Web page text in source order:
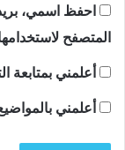
احفظ اسمي،
المتصفح
أعلمني بمتابعة
أعلمني